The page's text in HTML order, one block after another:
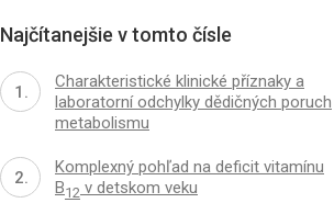
Najčítanejšie v tomto čísle
Charakteristické klinické příznaky a
laboratorní odchylky dědičných poruch
metabolismu
Komplexný pohľad na deficit vitamínu
B12 v detskom veku